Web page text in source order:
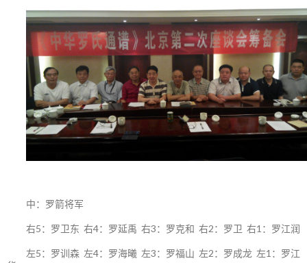
中：罗箭将军
右5：罗卫东 右4：罗延禹 右3：罗克和 右2：罗卫 右1：罗江润
左5：罗训森 左4：罗海曦 左3：罗福山 左2：罗成龙 左1：罗江